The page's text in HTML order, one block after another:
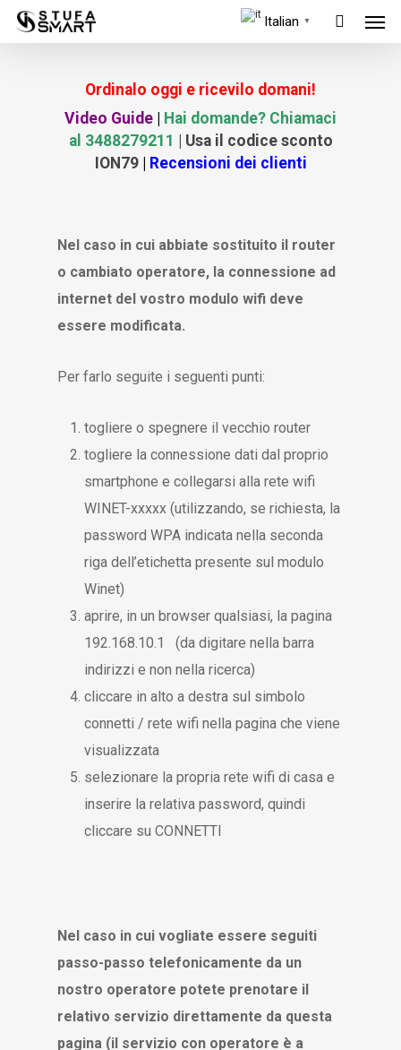
Skip
Italian ▼
Ordinalo oggi e ricevilo domani!
Video Guide
Hai domande? Chiamaci
al 3488279211
| Usa il codice sconto
ION79
Recensioni dei clienti
Nel caso in cui abbiate sostituito il router
o cambiato operatore, la connessione ad
internet del vostro modulo wifi deve
essere modificata.
Per farlo seguite i seguenti punti:
togliere o spegnere il vecchio router
togliere la connessione dati dal proprio
smartphone e collegarsi alla rete wifi
WINET-xxxxx (utilizzando, se richiesta, la
password WPA indicata nella seconda
riga dell’etichetta presente sul modulo
Winet)
aprire, in un browser qualsiasi, la pagina
192.168.10.1 (da digitare nella barra
indirizzi e non nella ricerca)
cliccare in alto a destra sul simbolo
connetti / rete wifi nella pagina che viene
visualizzata
selezionare la propria rete wifi di casa e
inserire la relativa password, quindi
cliccare su CONNETTI
Nel caso in cui vogliate essere seguiti
passo-passo telefonicamente da un
nostro operatore potete prenotare il
relativo servizio direttamente da questa
pagina (il servizio con operatore è a